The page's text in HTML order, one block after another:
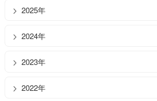
2025年
2024年
2023年
2022年